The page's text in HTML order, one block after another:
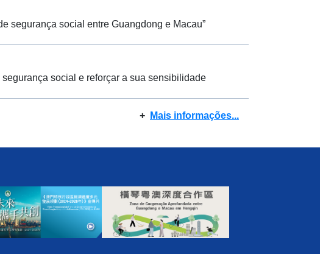
segurança social entre Guangdong e Macau”
social e reforçar a sua sensibilidade
+ Mais informações...